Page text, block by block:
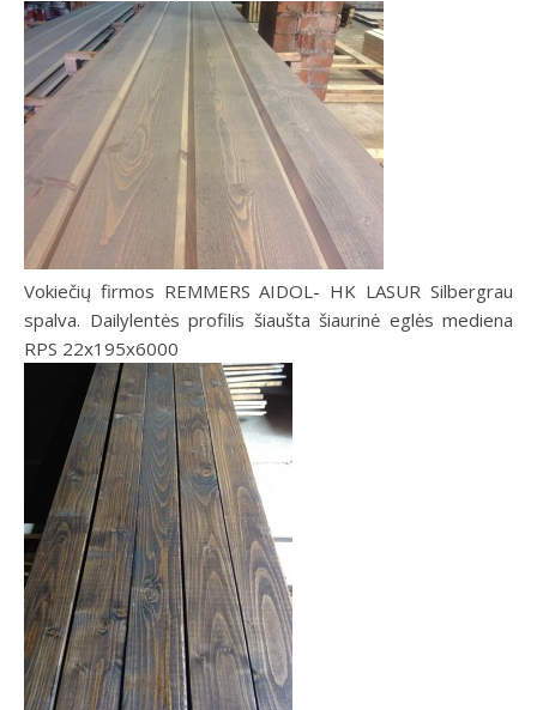
Vokiečių firmos REMMERS AIDOL- HK LASUR Silbergrau
spalva. Dailylentės profilis šiaušta šiaurinė eglės mediena
RPS 22x195x6000